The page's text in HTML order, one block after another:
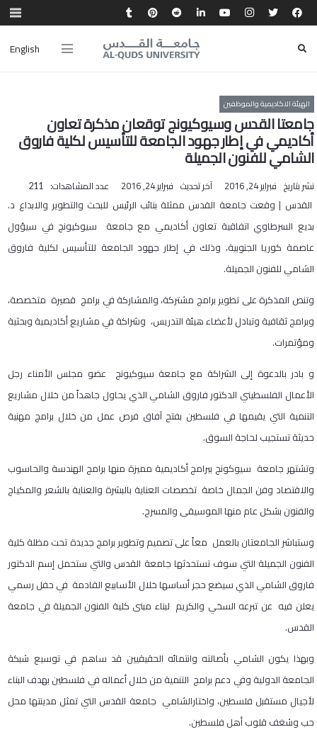
English
الهيئة الاكاديمية والموظفين
جامعتا القدس وسيوكيونج توقعان مذكرة تعاون
أكاديمي في إطار جهود الجامعة للتأسيس لكلية فاروق
الشامي للفنون الجميلة
نشر بتاريخ فبراير 24, 2016 آخر تحديث فبراير 24, 2016 عدد المشاهدات: 211
القدس | وقعت جامعة القدس ممثلة بنائب الرئيس للبحث والتطوير والابداع د.
بديع السرطاوي اتفاقية تعاون أكاديمي مع جامعة سيوكيونج في سيؤول
عاصمة كوريا الجنوبية، وذلك في إطار جهود الجامعة للتأسيس لكلية فاروق
الشامي للفنون الجميلة.
وتنص المذكرة على تطوير برامج مشتركة، والمشاركة في برامج قصيرة متخصصة،
وبرامج ثقافية وتبادل لأعضاء هيئة التدريس، وشراكة في مشاريع أكاديمية وبحثية
ومؤتمرات.
و بادر بالدعوة إلى الشراكة مع جامعة سيوكيونج عضو مجلس الأمناء رجل
الأعمال الفلسطيني الدكتور فاروق الشامي الذي يحاول جاهداً من خلال مشاريع
التنمية التي يقيمها في فلسطين بفتح آفاق فرص عمل من خلال برامج مهنية
حديثة تستجيب لحاجة السوق.
وتشتهر جامعة سيوكونج ببرامج أكاديمية مميزة منها برامج الهندسة والحاسوب
والاقتصاد وفن الجمال خاصة تخصصات العناية بالبشرة والعناية بالشعر والمكياج
والفنون ​بشكل عام منها الموسيقى والمسرح.
وستباشر الجامعتان بالعمل معاً على تصميم وتطوير برامج جديدة تحت مظلة كلية
الفنون الجميلة التي سوف تستحدثها جامعة القدس والتي ستحمل إسم الدكتور
فاروق الشامي الذي سيضع حجر أساسها خلال الأسابيع القادمة في حفل رسمي
يعلن فيه عن تبرعه السخي والكريم لبناء مبنى كلية الفنون الجميلة في جامعة
القدس.
وبهذا يكون الشامي بأصالته وانتمائه الحقيقيين قد ساهم في توسيع شبكة
الجامعة الدولية وفي دعم برامج التنمية من خلال أعماله في فلسطين بهدف البناء
لأجيال مستقبل فلسطين، واختارالشامي جامعة القدس التي تمثل مدينتها محل
حب وشغف قلوب أهل فلسطين.